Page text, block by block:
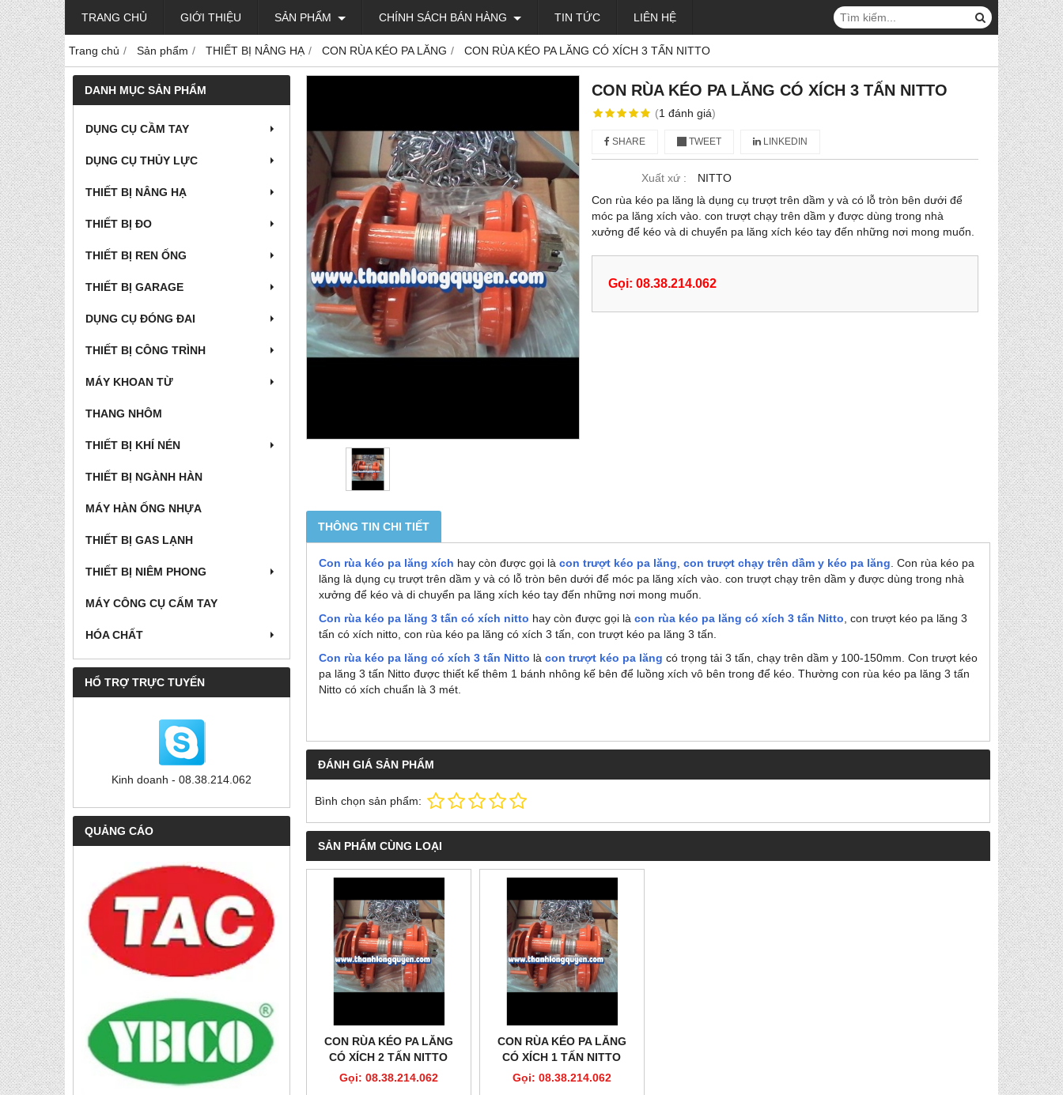
TRANG CHỦ GIỚI THIỆU SẢN PHẨM CHÍNH SÁCH BÁN HÀNG TIN TỨC LIÊN HỆ
Trang chủ Sản phẩm THIẾT BỊ NÂNG HẠ CON RÙA KÉO PA LĂNG CON RÙA KÉO PA LĂNG CÓ XÍCH 3 TẤN NITTO
DANH MỤC SẢN PHẨM
DỤNG CỤ CẦM TAY
DỤNG CỤ THỦY LỰC
THIẾT BỊ NÂNG HẠ
THIẾT BỊ ĐO
THIẾT BỊ REN ỐNG
THIẾT BỊ GARAGE
DỤNG CỤ ĐÓNG ĐAI
THIẾT BỊ CÔNG TRÌNH
MÁY KHOAN TỪ
THANG NHÔM
THIẾT BỊ KHÍ NÉN
THIẾT BỊ NGÀNH HÀN
MÁY HÀN ỐNG NHỰA
THIẾT BỊ GAS LẠNH
THIẾT BỊ NIÊM PHONG
MÁY CÔNG CỤ CẤM TAY
HÓA CHẤT
HỔ TRỢ TRỰC TUYẾN
Kinh doanh - 08.38.214.062
QUẢNG CÁO
CON RÙA KÉO PA LĂNG CÓ XÍCH 3 TẤN NITTO
(1 đánh giá)
SHARE TWEET LINKEDIN
Xuất xứ :
NITTO
Con rùa kéo pa lăng là dụng cụ trượt trên dầm y và có lỗ tròn bên dưới để
móc pa lăng xích vào. con trượt chạy trên dầm y được dùng trong nhà
xưởng để kéo và di chuyển pa lăng xích kéo tay đến những nơi mong muốn.
Gọi: 08.38.214.062
THÔNG TIN CHI TIẾT
Con rùa kéo pa lăng xích hay còn được gọi là con trượt kéo pa lăng con trượt chạy trên dầm y kéo pa lăng . Con rùa kéo pa
lăng là dụng cụ trượt trên dầm y và có lỗ tròn bên dưới để móc pa lăng xích vào. con trượt chạy trên dầm y được dùng trong nhà
xưởng để kéo và di chuyển pa lăng xích kéo tay đến những nơi mong muốn.
Con rùa kéo pa lăng 3 tấn có xích nitto hay còn được gọi là con rùa kéo pa lăng có xích 3 tấn Nitto , con trượt kéo pa lăng 3
tấn có xích nitto, con rùa kéo pa lăng có xích 3 tấn, con trượt kéo pa lăng 3 tấn.
Con rùa kéo pa lăng có xích 3 tấn Nitto là con trượt kéo pa lăng có trọng tải 3 tấn, chạy trên dầm y 100-150mm. Con trượt kéo
pa lăng 3 tấn Nitto được thiết kế thêm 1 bánh nhông kế bên để luồng xích vô bên trong để kéo. Thường con rùa kéo pa lăng 3 tấn
Nitto có xích chuẩn là 3 mét.
ĐÁNH GIÁ SẢN PHẨM
Bình chọn sản phẩm:
SẢN PHẨM CÙNG LOẠI
CON RÙA KÉO PA LĂNG
CÓ XÍCH 2 TẤN NITTO
Gọi: 08.38.214.062
CON RÙA KÉO PA LĂNG
CÓ XÍCH 1 TẤN NITTO
Gọi: 08.38.214.062